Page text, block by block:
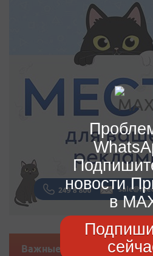
Важные новости
новости
в